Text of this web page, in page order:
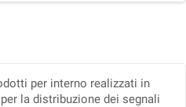
per interno realizzati in
la distribuzione dei segnali